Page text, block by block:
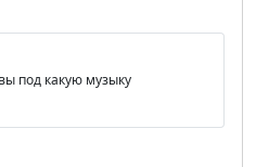
под какую музыку